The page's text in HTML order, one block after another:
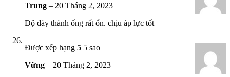
Trung – 20 Tháng 2, 2023
Độ dày thành ống rất ổn. chịu áp lực tốt
Được xếp hạng 5 5 sao
Vững – 20 Tháng 2, 2023